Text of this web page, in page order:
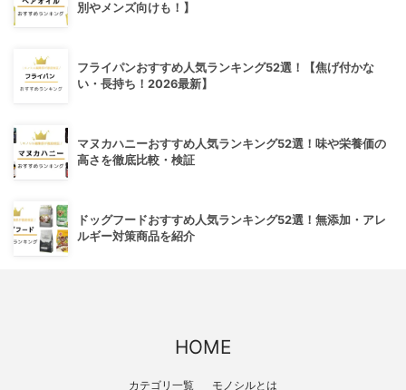
別やメンズ向けも！】
フライパンおすすめ人気ランキング52選！【焦げ付かな
い・長持ち！2026最新】
マヌカハニーおすすめ人気ランキング52選！味や栄養価の
高さを徹底比較・検証
ドッグフードおすすめ人気ランキング52選！無添加・アレ
ルギー対策商品を紹介
HOME
カテゴリ一覧 モノシルとは